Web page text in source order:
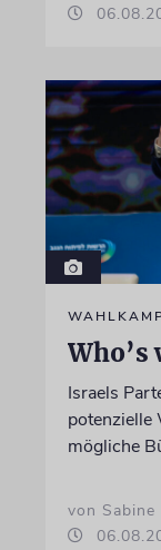
Who’s
Israels
potenzielle
mögliche
von Sabine